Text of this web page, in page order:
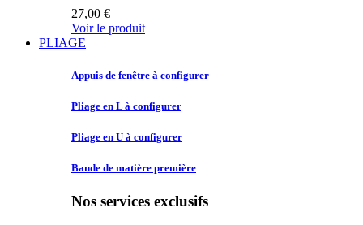
27,00 €
Voir le produit
PLIAGE
Appuis de fenêtre à configurer
Pliage en L à configurer
Pliage en U à configurer
Bande de matière première
Nos services exclusifs